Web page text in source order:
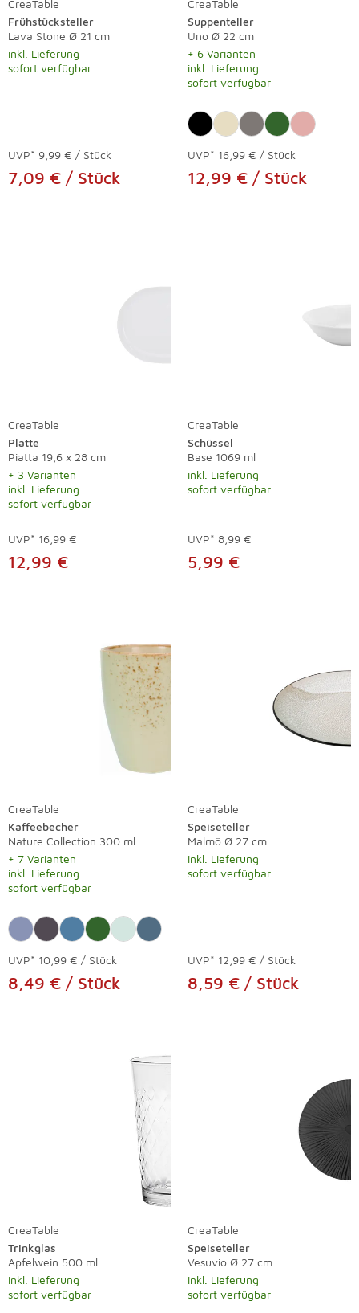
CreaTable
Frühstücksteller
Lava Stone Ø 21 cm
inkl. Lieferung
sofort verfügbar
UVP* 9,99 € / Stück
7,09 € / Stück
CreaTable
Suppenteller
Uno Ø 22 cm
+ 6 Varianten
inkl. Lieferung
sofort verfügbar
UVP* 16,99 € / Stück
12,99 € / Stück
CreaTable
Platte
Piatta 19,6 x 28 cm
+ 3 Varianten
inkl. Lieferung
sofort verfügbar
UVP* 16,99 €
12,99 €
CreaTable
Schüssel
Base 1069 ml
inkl. Lieferung
sofort verfügbar
UVP* 8,99 €
5,99 €
CreaTable
Kaffeebecher
Nature Collection 300 ml
+ 7 Varianten
inkl. Lieferung
sofort verfügbar
UVP* 10,99 € / Stück
8,49 € / Stück
CreaTable
Speiseteller
Malmö Ø 27 cm
inkl. Lieferung
sofort verfügbar
UVP* 12,99 € / Stück
8,59 € / Stück
CreaTable
Trinkglas
Apfelwein 500 ml
inkl. Lieferung
sofort verfügbar
CreaTable
Speiseteller
Vesuvio Ø 27 cm
inkl. Lieferung
sofort verfügbar